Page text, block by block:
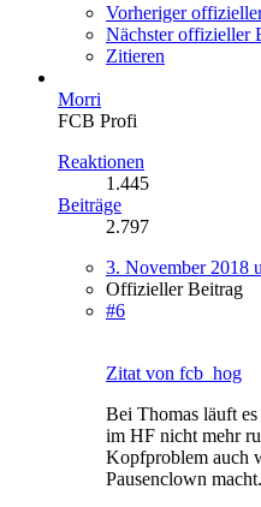
Vorheriger
Nächster offizieller
Zitieren
Morri
FCB Profi
Reaktionen
1.445
Beiträge
2.797
3. November 2018
Offizieller Beitrag
#6
Zitat von fcb_hog
Bei Thomas läuft
im HF nicht mehr
Kopfproblem auch
Pausenclown